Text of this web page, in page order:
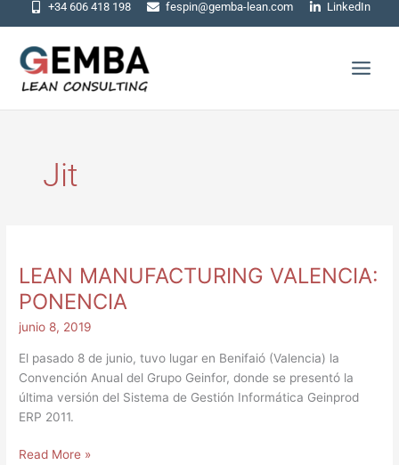
al
contenido
+34 606 418 198 fespin@gemba-lean.com LinkedIn
Jit
LEAN MANUFACTURING VALENCIA:
PONENCIA
junio 8, 2019
El pasado 8 de junio, tuvo lugar en Benifaió (Valencia) la
Convención Anual del Grupo Geinfor, donde se presentó la
última versión del Sistema de Gestión Informática Geinprod
ERP 2011.
VALENCIA:
PONENCIA
Read More »